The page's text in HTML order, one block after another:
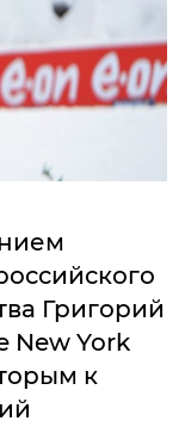
Григорий
New York
к